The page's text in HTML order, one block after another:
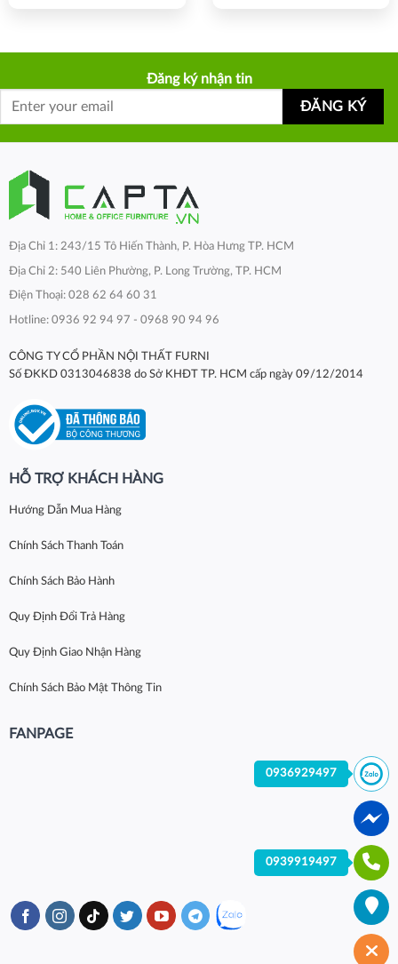
Đăng ký nhận tin
Địa Chỉ 1: 243/15 Tô Hiến Thành, P. Hòa Hưng TP. HCM
Địa Chỉ 2: 540 Liên Phường, P. Long Trường, TP. HCM
Điện Thoại: 028 62 64 60 31
Hotline: 0936 92 94 97 - 0968 90 94 96
CÔNG TY CỔ PHẦN NỘI THẤT FURNI
Số ĐKKD 0313046838 do Sở KHĐT TP. HCM cấp ngày 09/12/2014
HỖ TRỢ KHÁCH HÀNG
Hướng Dẫn Mua Hàng
Chính Sách Thanh Toán
Chính Sách Bảo Hành
Quy Định Đổi Trả Hàng
Quy Định Giao Nhận Hàng
Chính Sách Bảo Mật Thông Tin
FANPAGE
0936929497
0939919497